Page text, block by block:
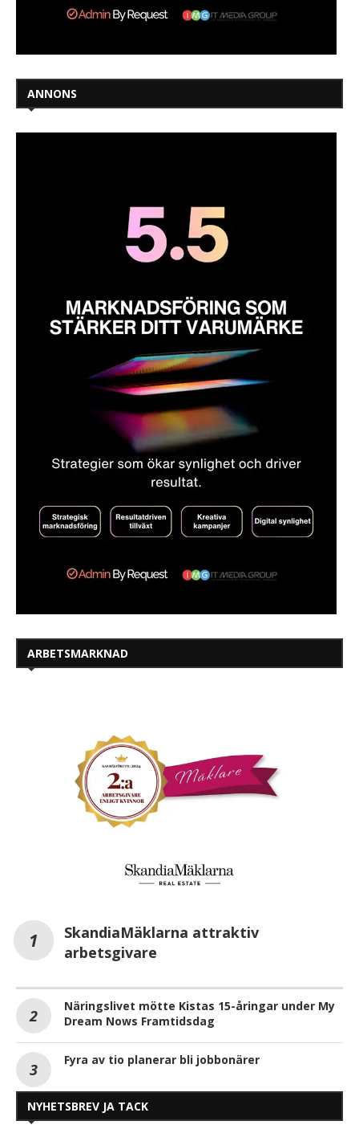
ANNONS
ARBETSMARKNAD
SkandiaMäklarna attraktiv
arbetsgivare
Näringslivet mötte Kistas 15-åringar under My
Dream Nows Framtidsdag
Fyra av tio planerar bli jobbonärer
NYHETSBREV JA TACK